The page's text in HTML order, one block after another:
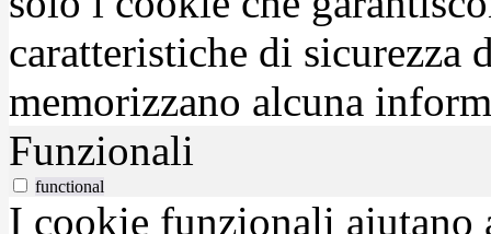
caratteristiche di sicurezza
memorizzano alcuna
Funzionali
functional
I cookie funzionali aiutano